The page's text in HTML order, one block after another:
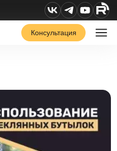
Консультация